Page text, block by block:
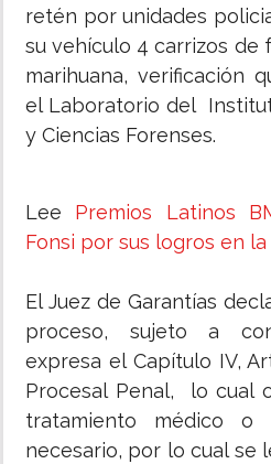
retén por unidades
su vehículo 4 carrizos de
marihuana, verificación
el Laboratorio del
y Ciencias Forenses.
Lee Premios Latinos
Fonsi por sus logros en la
El Juez de Garantías
proceso, sujeto a
expresa el Capítulo IV,
Procesal Penal, lo cual
tratamiento médico o
necesario, por lo cual se